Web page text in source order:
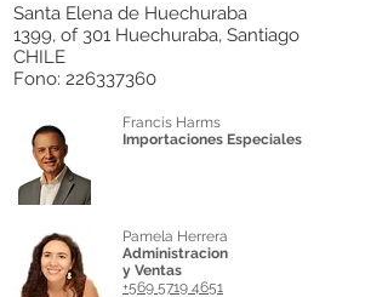
Santa Elena de Huechuraba
1399, of 301 Huechuraba, Santiago
CHILE
Fono: 226337360
Francis Harms
Importaciones Especiales
Pamela Herrera
Administracion
y Ventas
+569 5719 4651